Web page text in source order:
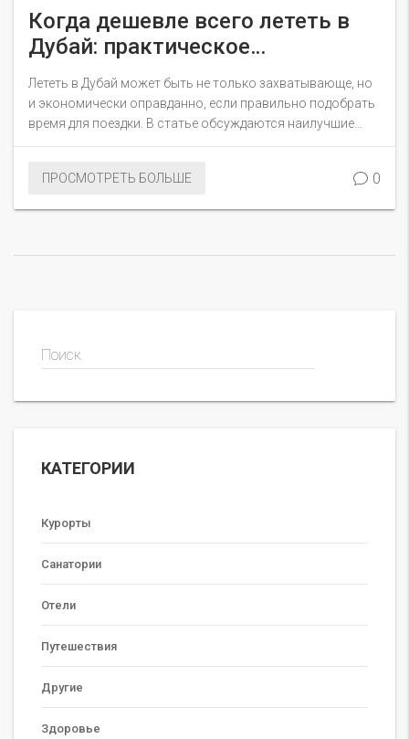
Когда дешевле всего лететь в
Дубай: практическое
руководство
Лететь в Дубай может быть не только захватывающе, но
и экономически оправданно, если правильно подобрать
время для поездки. В статье обсуждаются наилучшие
периоды для покупки дешевых билетов, советы по тому,
дополнительные факторы, влияющие на стоимость
ПРОСМОТРЕТЬ БОЛЬШЕ 0
Поиск
КАТЕГОРИИ
Курорты
Санатории
Отели
Путешествия
Другие
Здоровье